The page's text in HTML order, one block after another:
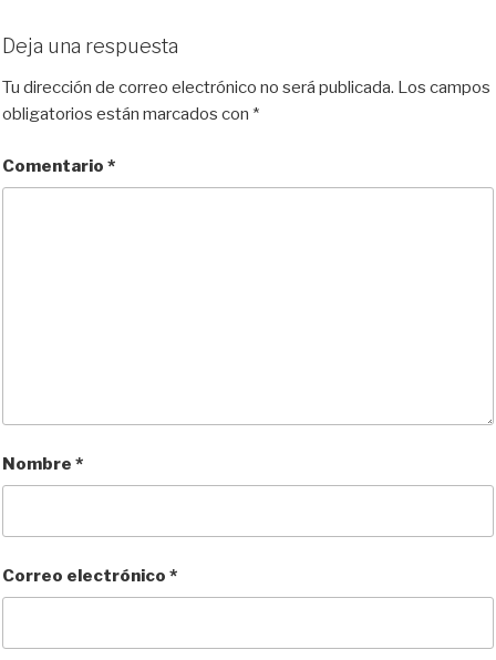
s
k
y
o
d
o
b
o
o
d
i
t
r
t
Deja una respuesta
Tu dirección de correo electrónico no será publicada. Los campos
obligatorios están marcados con *
Comentario *
Nombre *
Correo electrónico *